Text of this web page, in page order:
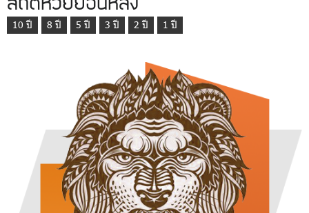
10 ปี 8 ปี 5 ปี 3 ปี 2 ปี 1 ปี